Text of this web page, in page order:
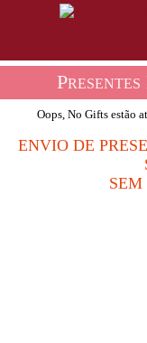
Presentes
Oops, No Gifts estão
ENVIO DE
SEM